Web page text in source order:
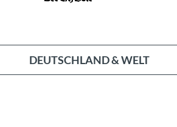
DEUTSCHLAND & WELT